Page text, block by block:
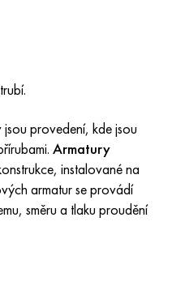
jsou provedení, kde jsou
Armatury
instalované na
armatur se provádí
směru a tlaku proudění